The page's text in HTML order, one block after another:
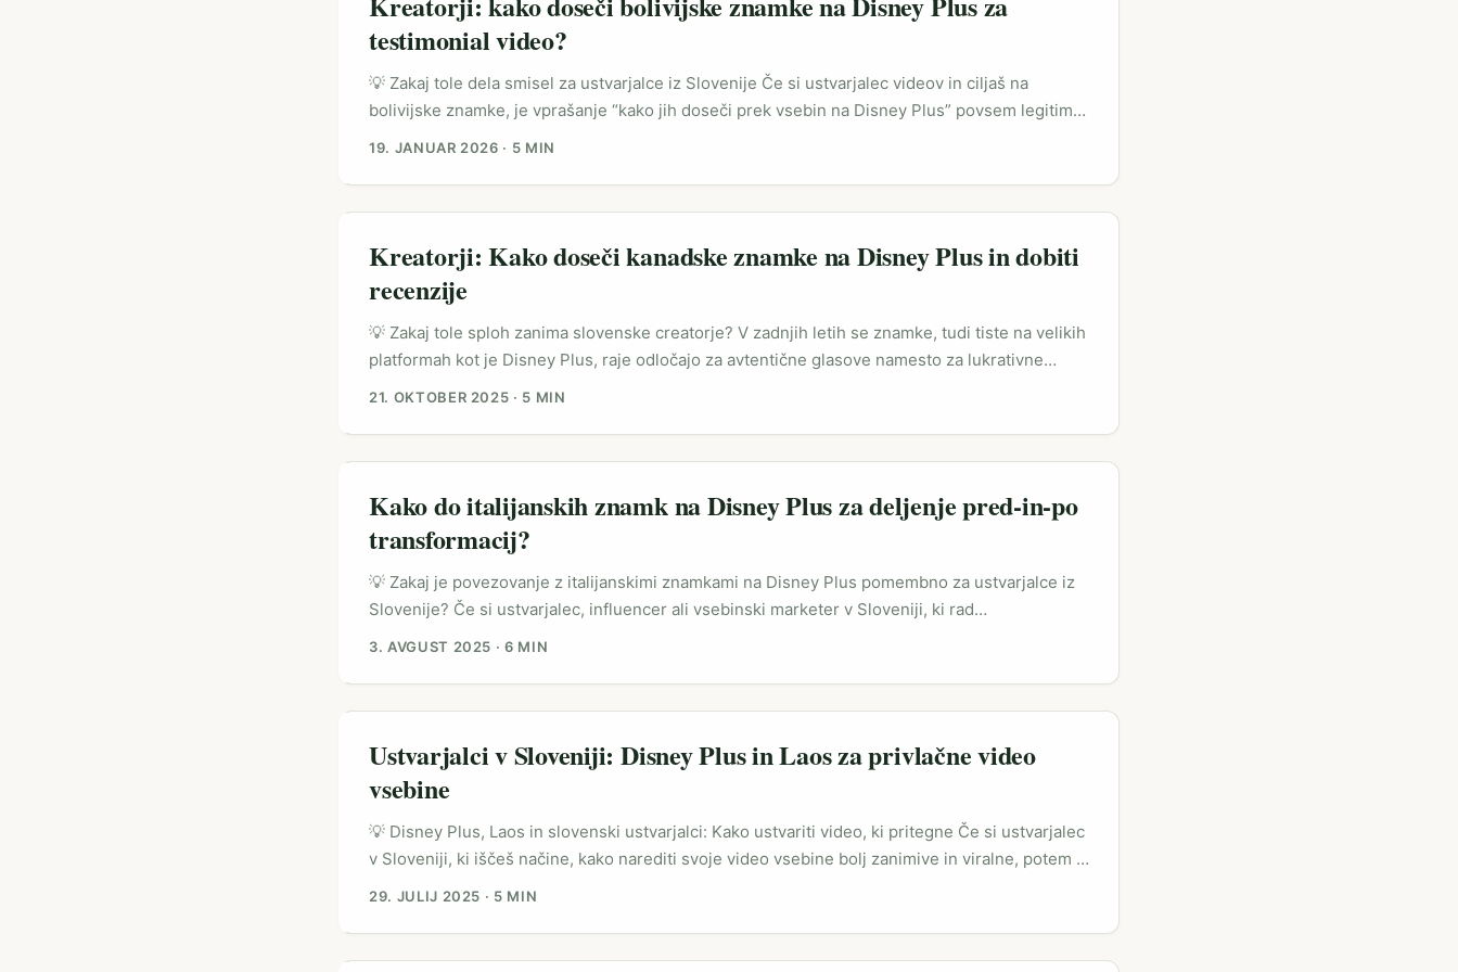
razume Disney ton, in mu dati svobodo, da vsebino prevede v lokalno naracijo. ...
testimonial video?
💡 Zakaj tole dela smisel za ustvarjalce iz Slovenije Če si ustvarjalec videov in ciljaš na
bolivijske znamke, je vprašanje “kako jih doseči prek vsebin na Disney Plus” povsem legitimno
— zlasti ker streaming platforme zdaj delajo več kot le predvajajo: služijo kot kontekst, medij
kaže, da so nove generativne AI izkušnje in navijaški angažma sposobni ustvariti vrednost in
merljiv ROAS za sponzorje (vir: Vamos Argentina / Verofax). ...
19. JANUAR 2026 · 5 MIN
Kreatorji: Kako doseči kanadske znamke na Disney Plus in dobiti
recenzije
💡 Zakaj tole sploh zanimа slovenske creatorje? V zadnjih letih se znamke, tudi tiste na velikih
platformah kot je Disney Plus, raje odločajo za avtentične glasove namesto za lukrativne
influencerje z milijoni sledilcev. To ni samo teorija — v referenčni vsebini strokovnjaki, ki učijo
konvertirajo in so cenejši za znamke. Če ustvarjaš resne recenzije trendovskih izdelkov in
iščeš kanadske partnerje, rabiš strategijo, ne masovni doseg. ...
21. OKTOBER 2025 · 5 MIN
Kako do italijanskih znamk na Disney Plus za deljenje pred-in-po
transformacij?
💡 Zakaj je povezovanje z italijanskimi znamkami na Disney Plus pomembno za ustvarjalce iz
Slovenije? Če si ustvarjalec, influencer ali vsebinski marketer v Sloveniji, ki rad
eksperimentira s trendi in želi razširiti svoj doseg, si verjetno že slišal za fenomen
posebno noto — tam nekje med tradicionalnim “Dolce Vita” vzdušjem in modernim estetskim
pristopom, ki je neizogibno navdih za kreativce. ...
3. AVGUST 2025 ·6 MIN
Ustvarjalci v Sloveniji: Disney Plus in Laos za privlačne video
vsebine
💡 Disney Plus, Laos in slovenski ustvarjalci: Kako ustvariti video, ki pritegne Če si ustvarjalec
v Sloveniji, ki iščeš načine, kako narediti svoje video vsebine bolj zanimive in viralne, potem si
na pravem mestu. Disney Plus je ena izmed največjih platform, ki ponuja tone navdiha, še
(kot denimo ‘The Fantastic Four: First Steps’ – vir tomsguide). Po drugi strani pa Laos kot tema
predstavlja eksotično in vizualno bogato okolje, ki ga redko kdo uporabi, kar ustvarjalcem
29. JULIJ 2025 · 5 MIN